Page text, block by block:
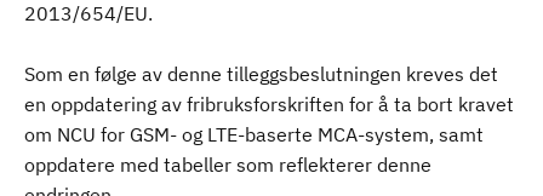
2013/654/EU.
Som en følge av denne tilleggsbeslutningen kreves det
en oppdatering av fribruksforskriften for å ta bort kravet
om NCU for GSM- og LTE-baserte MCA-system, samt
oppdatere med tabeller som reflekterer denne